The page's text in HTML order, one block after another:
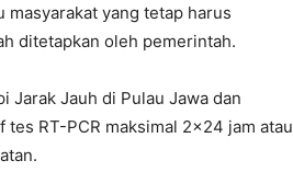
yang tetap harus
ditetapkan oleh pemerintah.
Jarak Jauh di Pulau Jawa dan
RT-PCR maksimal 2×24 jam atau